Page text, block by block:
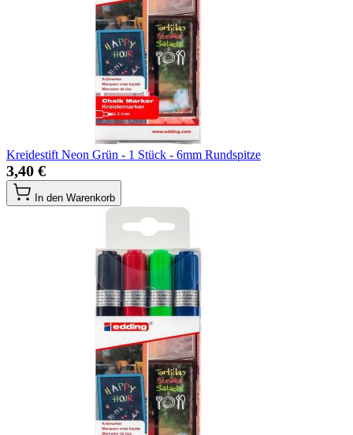
Kreidestift Neon Grün - 1 Stück - 6mm Rundspitze
3,40 €
In den Warenkorb